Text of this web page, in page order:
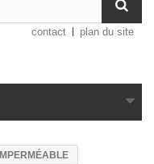
contact plan du site
IMPERMÉABLE